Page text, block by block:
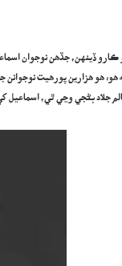
ڏينهن، جڏهن نوجوان
هو؛ هو هزارين پورهيت
بڻجي وڃي ٿي، اسماعيل